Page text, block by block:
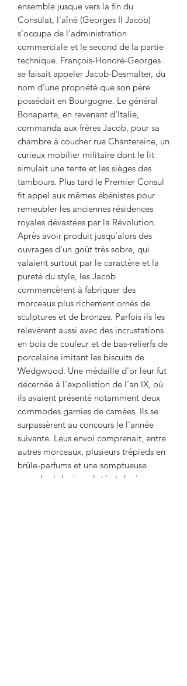
ensemble jusque vers la fin du
Consulat, l'aîné (Georges II Jacob)
s'occupa de l'administration
commerciale et le second de la partie
technique. François-Honoré-Georges
se faisait appeler Jacob-Desmalter, du
nom d'une propriété que son père
possédait en Bourgogne. Le général
Bonaparte, en revenant d'Italie,
commanda aux frères Jacob, pour sa
chambre à coucher rue Chantereine, un
curieux mobilier militaire dont le lit
simulait une tente et les sièges des
tambours. Plus tard le Premier Consul
fit appel aux mêmes ébénistes pour
remeubler les anciennes résidences
royales dévastées par la Révolution.
Après avoir produit jusqu'alors des
ouvrages d'un goût très sobre, qui
valaient surtout par le caractère et la
pureté du style, les Jacob
commencèrent à fabriquer des
morceaux plus richement ornés de
sculptures et de bronzes. Parfois ils les
relevèrent aussi avec des incrustations
en bois de couleur et de bas-relierfs de
porcelaine imitant les biscuits de
Wedgwood. Une médaille d'or leur fut
décernée à l'expolistion de l'an IX, où
ils avaient présenté notamment deux
commodes garnies de camées. Ils se
surpassèrent au concours le l'année
suivante. Leus envoi comprenait, entre
autres morceaux, plusieurs trépieds en
brûle-parfums et une somptueuse
console de bois sculpté et doré,